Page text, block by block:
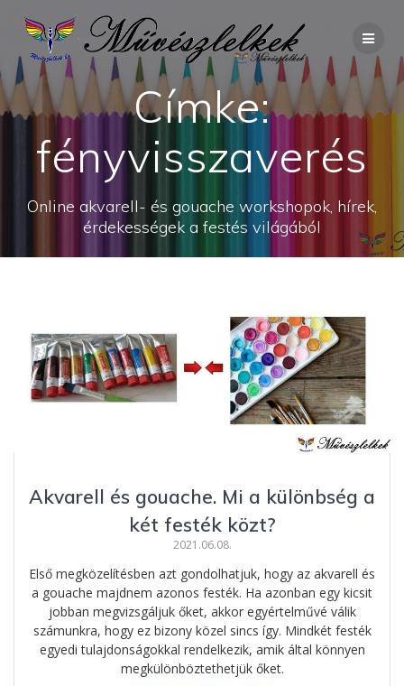
content
Címke:
fényvisszaverés
Online akvarell- és gouache workshopok, hírek,
érdekességek a festés világából
Akvarell és gouache. Mi a különbség a
két festék közt?
2021.06.08.
Első megközelítésben azt gondolhatjuk, hogy az akvarell és
a gouache majdnem azonos festék. Ha azonban egy kicsit
jobban megvizsgáljuk őket, akkor egyértelművé válik
számunkra, hogy ez bizony közel sincs így. Mindkét festék
egyedi tulajdonságokkal rendelkezik, amik által könnyen
megkülönböztethetjük őket.